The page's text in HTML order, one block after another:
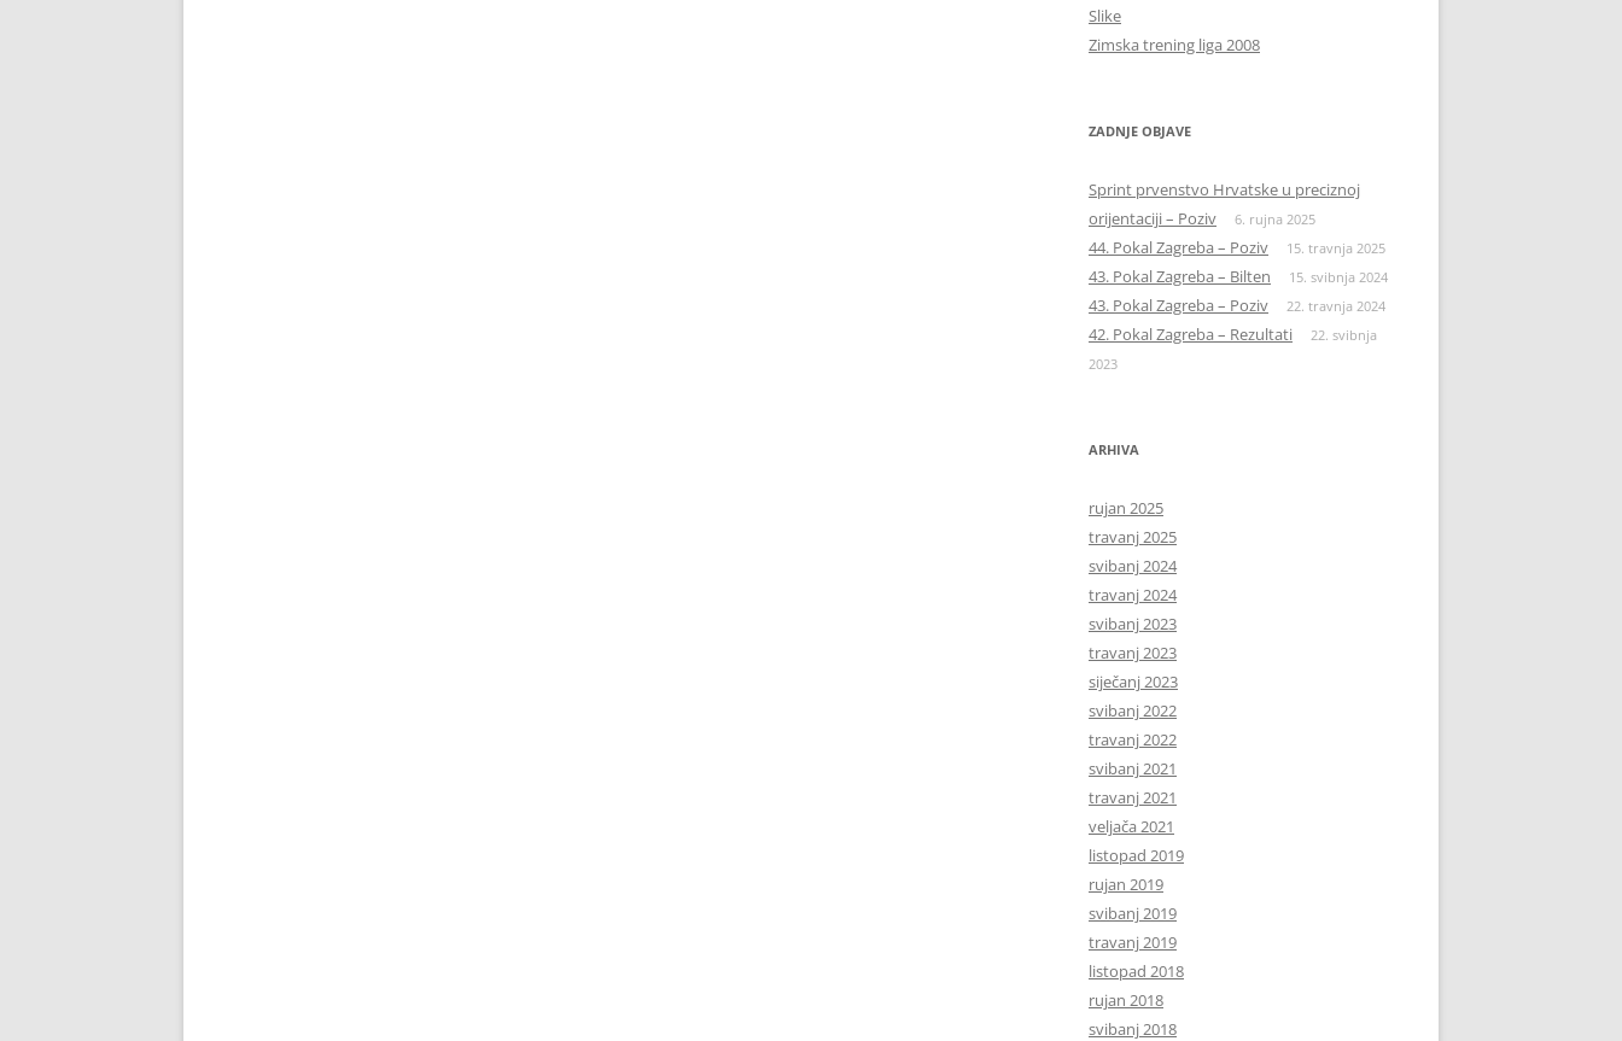
Slike
Zimska trening liga 2008
ZADNJE OBJAVE
Sprint prvenstvo Hrvatske u preciznoj
orijentaciji – Poziv
6. rujna 2025
44. Pokal Zagreba – Poziv 15. travnja 2025
43. Pokal Zagreba – Bilten 15. svibnja 2024
43. Pokal Zagreba – Poziv 22. travnja 2024
42. Pokal Zagreba – Rezultati
22. svibnja
2023
ARHIVA
rujan 2025
travanj 2025
svibanj 2024
travanj 2024
svibanj 2023
travanj 2023
siječanj 2023
svibanj 2022
travanj 2022
svibanj 2021
travanj 2021
veljača 2021
listopad 2019
rujan 2019
svibanj 2019
travanj 2019
listopad 2018
rujan 2018
svibanj 2018